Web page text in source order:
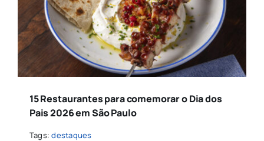
15 Restaurantes para comemorar o Dia dos
Pais 2026 em São Paulo
Tags:destaques